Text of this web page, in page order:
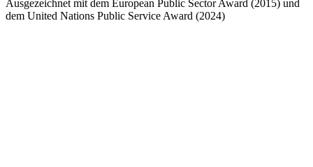
Ausgezeichnet mit dem European Public Sector Award (2015) und
dem United Nations Public Service Award (2024)